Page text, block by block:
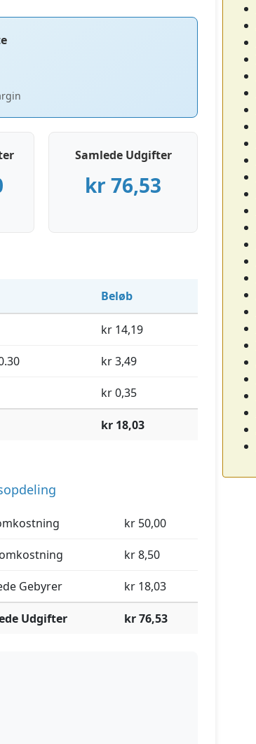
Samlede Udgifter
kr 76,53
Beløb
kr 14,19
kr 3,49
kr 0,35
kr 18,03
kr 50,00
kr 8,50
Gebyrer kr 18,03
Udgifter kr 76,53